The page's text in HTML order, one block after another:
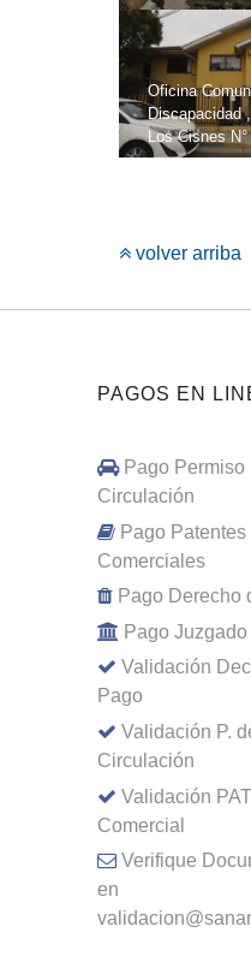
Oficina
Discapacidad
Los Cisnes
volver arriba
PAGOS EN
Pago Permiso
Circulación
Pago Patentes
Comerciales
Pago Derecho
Pago Juzgado
Validación
Pago
Validación P.
Circulación
Validación PAT
Comercial
Verifique
en